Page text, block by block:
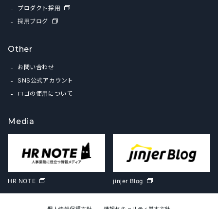
プロダクト採用
採用ブログ
Other
お問い合わせ
SNS公式アカウント
ロゴの使用について
Media
HR NOTE jinjer Blog